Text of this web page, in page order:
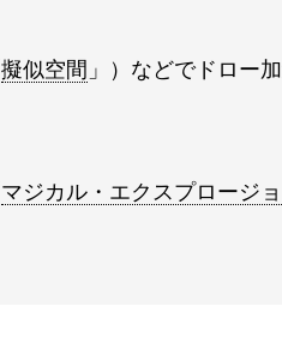
擬似空間 」）などでドロー
マジカル・エクスプロージ